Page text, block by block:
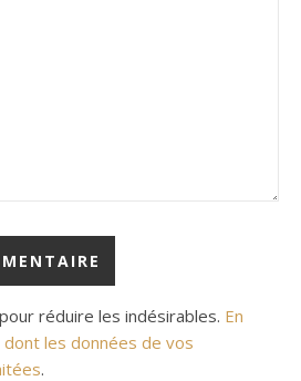
réduire les indésirables. En
les données de vos
.